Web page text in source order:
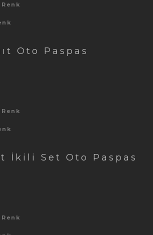
Oto Paspas
İkili Set Oto Paspas